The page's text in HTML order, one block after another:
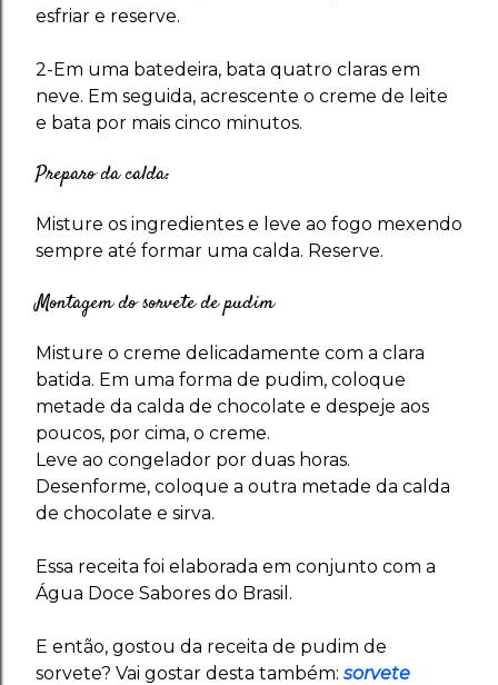
esfriar e reserve.
2-Em uma batedeira, bata quatro claras em
neve. Em seguida, acrescente o creme de leite
e bata por mais cinco minutos.
Preparo da calda:
Misture os ingredientes e leve ao fogo mexendo
sempre até formar uma calda. Reserve.
Montagem do sorvete de pudim
Misture o creme delicadamente com a clara
batida. Em uma forma de pudim, coloque
metade da calda de chocolate e despeje aos
poucos, por cima, o creme.
Leve ao congelador por duas horas.
Desenforme, coloque a outra metade da calda
de chocolate e sirva.
Essa receita foi elaborada em conjunto com a
Água Doce Sabores do Brasil.
E então, gostou da receita de pudim de
sorvete? Vai gostar desta também: sorvete